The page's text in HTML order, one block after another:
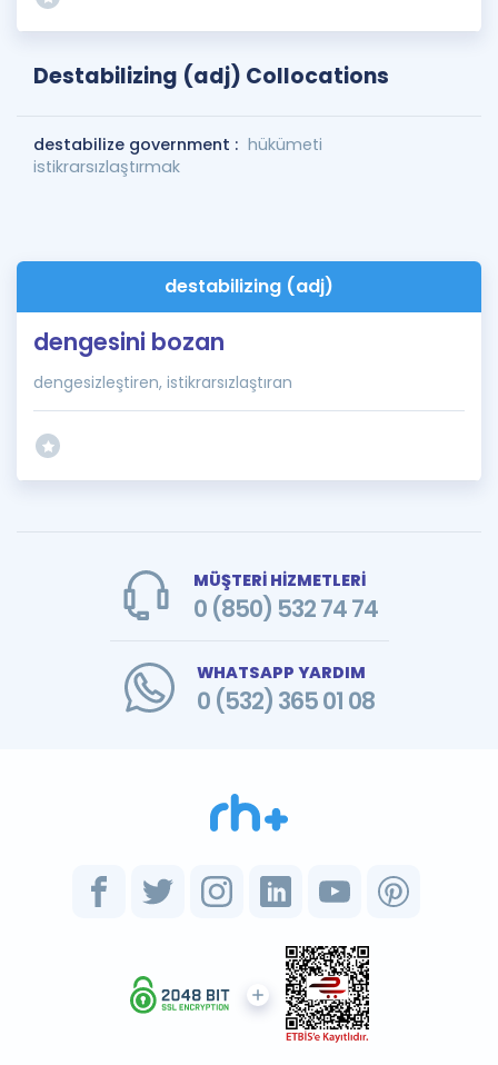
Destabilizing (adj) Collocations
destabilize government : hükümeti
istikrarsızlaştırmak
destabilizing (adj)
dengesini bozan
dengesizleştiren, istikrarsızlaştıran
MÜŞTERİ HİZMETLERİ
0 (850) 532 74 74
WHATSAPP YARDIM
0 (532) 365 01 08